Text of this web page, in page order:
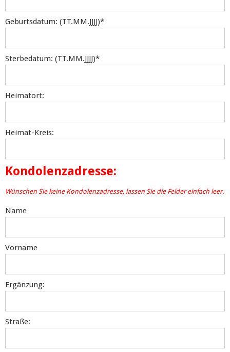
Geburtsdatum: (TT.MM.JJJJ)*
Sterbedatum: (TT.MM.JJJJ)*
Heimatort:
Heimat-Kreis:
Kondolenzadresse:
Wünschen Sie keine Kondolenzadresse, lassen Sie die Felder einfach leer.
Name
Vorname
Ergänzung:
Straße: